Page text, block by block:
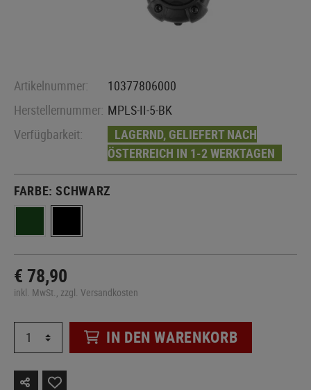
Artikelnummer:
10377806000
Herstellernummer: MPLS-II-5-BK
Verfügbarkeit:
LAGERND, GELIEFERT NACH
ÖSTERREICH IN 1-2 WERKTAGEN
FARBE:SCHWARZ
€ 78,90
inkl. MwSt., zzgl. Versandkosten
IN DEN WARENKORB